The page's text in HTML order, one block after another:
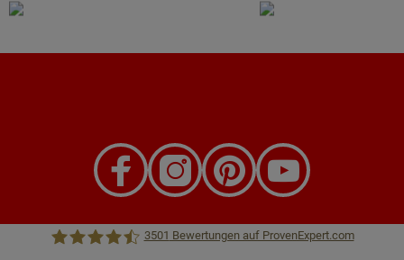
3501 Bewertungen auf ProvenExpert.com